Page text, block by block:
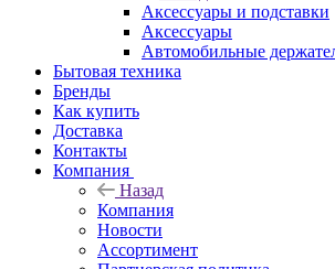
Аксессуары и подставки
Аксессуары
Автомобильные
Бытовая техника
Бренды
Как купить
Доставка
Контакты
Компания
Назад
Компания
Новости
Ассортимент